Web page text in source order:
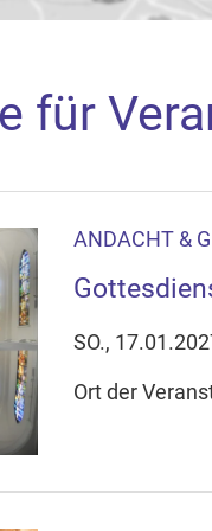
akzeptieren Sie,
Ihrem Gerät setzt, z.B.
Ihre Cookie-
für
ANDACHT &
SO.,
Ort der